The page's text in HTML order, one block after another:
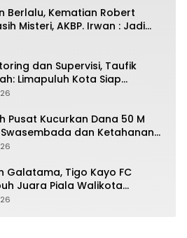
Berlalu, Kematian Robert
Misteri, AKBP. Irwan : Jadi
dan Supervisi, Taufik
Limapuluh Kota Siap
Terbaiknya Pada Porprov
Pusat Kucurkan Dana 50 M
dan Ketahanan
50 Kota
Galatama, Tigo Kayo FC
Juara Piala Walikota
2026